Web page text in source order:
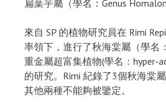
扁葉芋屬（學名：Genus
來自 SP 的植物研究員在 Rimi
率領下，進行了秋海棠屬（學名
重金屬超富集植物(學名：hyper-
的研究。Rimi 紀錄了3個秋海棠
其他兩種不能夠被鑒定。